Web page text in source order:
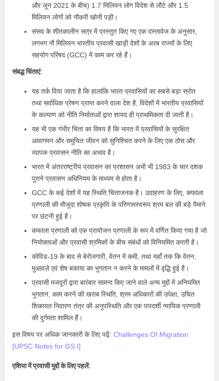
और जून 2021 के बीच) 1.7 मिलियन लोग विदेश से लौटे और 1.5
मिलियन लोगों को नौकरी खोनी पड़ी।
संसद के शीतकालीन सत्र में प्रस्तुत किए गए एक दस्तावेज के अनुसार,
लगभग नौ मिलियन भारतीय प्रवासी खाड़ी देशों के अरब राज्यों के लिए
सहयोग परिषद (GCC) में काम कर रहे हैं।
संबद्ध चिंताएं:
यह तर्क दिया जाता है कि हालांकि भारत प्रवासियों का सबसे बड़ा स्रोत
तथा सर्वाधिक प्रेषण प्राप्त करने वाला देश है, विदेशों में भारतीय प्रवासियों
के कल्याण को नीति निर्माताओं द्वारा शायद ही प्राथमिकता दी जाती है।
यह भी एक गंभीर चिंता का विषय है कि भारत में प्रवासियों के सुरक्षित
आवागमन और समुचित जीवन को सुनिश्चित करने के लिए एक ठोस और
व्यापक प्रवासन नीति का अभाव है।
भारत में अंतरराष्ट्रीय प्रवासन का प्रशासन अभी भी 1983 के चार दशक
पुराने प्रवासन अधिनियम के माध्यम से होता है।
GCC के कई देशों में यह स्थिति चिंताजनक है। उदाहरण के लिए, कफाला
प्रणाली की मौजूदा शोषक प्रकृति के परिणामस्वरूप श्रम बल की बड़े पैमाने
पर छंटनी हुई है।
कफाला प्रणाली को एक प्रायोजन प्रणाली के रूप में वर्णित किया गया है जो
नियोक्ताओं और प्रवासी श्रमिकों के बीच संबंधों को विनियमित करती है।
कोविड-19 के बाद से बेरोजगारी, वेतन में कमी, तथा यहाँ तक कि वेतन,
मुआवज़े एवं शेष बकाया का भुगतान न करने के मामलों में वृद्धि हुई है।
प्रवासी मजदूरों द्वारा बारंबार सामना किए जाने वाले अन्य मुद्दों में अनियमित
भुगतान, काम करने की खराब स्थिति, श्रम अधिकारों की उपेक्षा, उचित
शिकायत निवारण तंत्र की अनुपस्थिति और एक पारदर्शी न्यायिक प्रणाली
की दुर्गमता शामिल हैं।
इस विषय पर अधिक जानकारी के लिए पढ़ें: Challenges Of Migration
[UPSC Notes for GS I]
एशिया में प्रवासी मुद्दों के लिए पहलें: